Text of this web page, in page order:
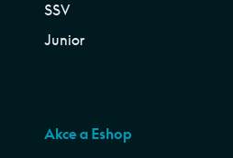
SSV
Junior
Akce a Eshop